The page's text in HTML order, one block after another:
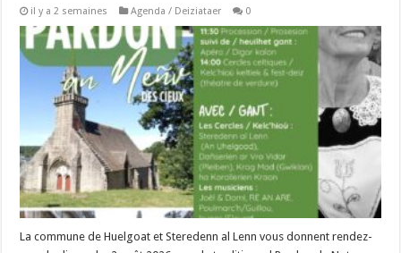
il y a 2 semaines Agenda / Deiziataer 0
La commune de Huelgoat et Steredenn al Lenn vous donnent rendez-